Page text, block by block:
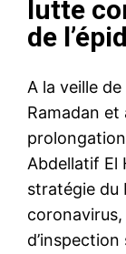
lutte
de
A la veille
Ramadan et
Abdellatif El
stratégie du